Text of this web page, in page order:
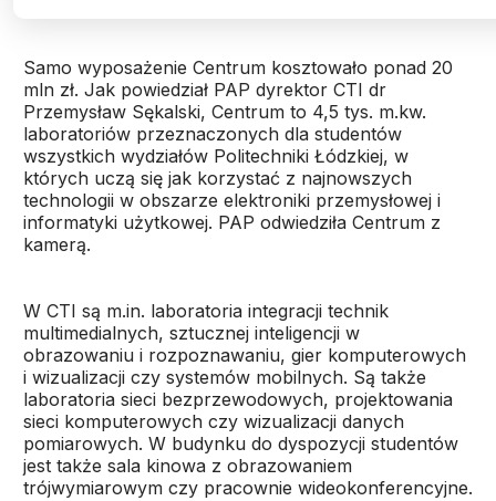
Samo wyposażenie Centrum kosztowało ponad 20
mln zł. Jak powiedział PAP dyrektor CTI dr
Przemysław Sękalski, Centrum to 4,5 tys. m.kw.
laboratoriów przeznaczonych dla studentów
wszystkich wydziałów Politechniki Łódzkiej, w
których uczą się jak korzystać z najnowszych
technologii w obszarze elektroniki przemysłowej i
informatyki użytkowej. PAP odwiedziła Centrum z
kamerą.
W CTI są m.in. laboratoria integracji technik
multimedialnych, sztucznej inteligencji w
obrazowaniu i rozpoznawaniu, gier komputerowych
i wizualizacji czy systemów mobilnych. Są także
laboratoria sieci bezprzewodowych, projektowania
sieci komputerowych czy wizualizacji danych
pomiarowych. W budynku do dyspozycji studentów
jest także sala kinowa z obrazowaniem
trójwymiarowym czy pracownie wideokonferencyjne.